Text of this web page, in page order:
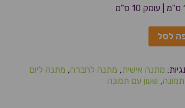
לסל
מתנה אישית, מתנה לחברה, מתנה ליום
, שעון עם תמונה